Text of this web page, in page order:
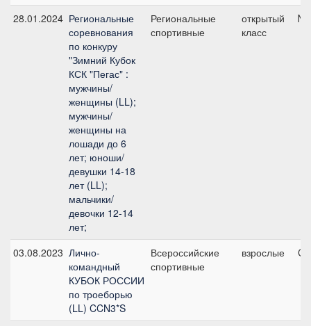
28.01.2024 Региональные
соревнования
по конкуру
"Зимний Кубок
КСК "Пегас" :
мужчины/
женщины (LL);
мужчины/
женщины на
лошади до 6
лет; юноши/
девушки 14-18
лет (LL);
мальчики/
девочки 12-14
лет;
Региональные
спортивные
открытый
класс
03.08.2023 Лично-
командный
КУБОК РОССИИ
по троеборью
(LL) CCN3*S
Всероссийские
спортивные
взрослые